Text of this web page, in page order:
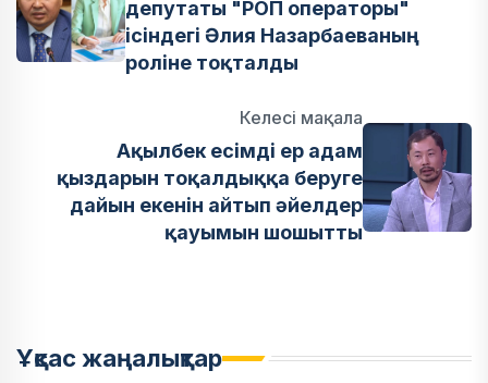
депутаты "РОП операторы"
ісіндегі Әлия Назарбаеваның
роліне тоқталды
Келесі мақала
Ақылбек есімді ер адам
қыздарын тоқалдыққа беруге
дайын екенін айтып әйелдер
қауымын шошытты
Ұқсас жаңалықтар